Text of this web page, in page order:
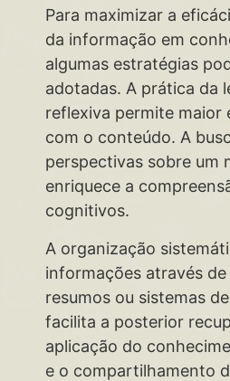
Para maximizar a
da informação em
algumas estratégias
adotadas. A prática da
reflexiva permite maior
com o conteúdo. A
perspectivas sobre um
enriquece a
cognitivos.
A organização
informações através
resumos ou sistemas
facilita a posterior
aplicação do
e o compartilhamento